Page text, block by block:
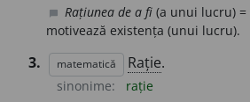
Rațiunea de a fi (a unui lucru)
motivează existența (unui lucru).
3. matematică Rație.
sinonime:
rație